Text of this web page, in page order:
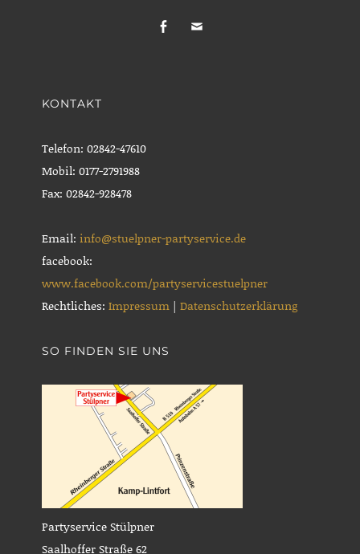
KONTAKT
Telefon: 02842-47610
Mobil: 0177-2791988
Fax: 02842-928478
Email: info@stuelpner-partyservice.de
facebook:
www.facebook.com/partyservicestuelpner
Rechtliches: Impressum | Datenschutzerklärung
SO FINDEN SIE UNS
Partyservice Stülpner
Saalhoffer Straße 62